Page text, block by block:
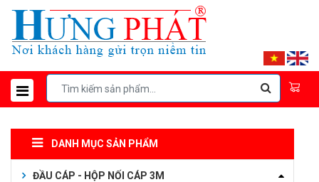
DANH MỤC SẢN PHẨM
ĐẦU CÁP - HỘP NỐI CÁP 3M